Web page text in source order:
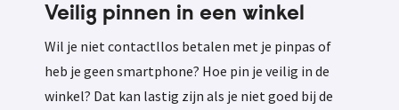
Veilig pinnen in een winkel
Wil je niet contactllos betalen met je pinpas of
heb je geen smartphone? Hoe pin je veilig in de
winkel? Dat kan lastig zijn als je niet goed bij de